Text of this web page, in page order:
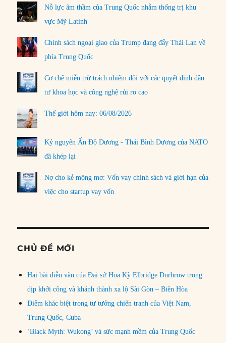
Nỗ lực âm thầm của Trung Quốc nhằm thống trị khu
vực Mỹ Latinh
Chính sách ngoại giao của Trump đang đẩy Thái Lan về
phía Trung Quốc
Cơ chế miễn trừ trách nhiệm đối với các quyết định đầu
tư khoa học và công nghệ rủi ro cao
Thế giới hôm nay: 06/08/2026
Kỷ nguyên Ấn Độ Dương - Thái Bình Dương của NATO
đã khép lại
Nợ cho kẻ mộng mơ: Vốn vay chính sách và giới hạn của
việc cho startup vay vốn
CHỦ ĐỀ MỚI
Hai bài diễn văn của Đại sứ Hoa Kỳ Elbridge Durbrow trong
dịp khởi công và khánh thành xa lộ Sài Gòn – Biên Hòa
Điểm khác biệt trong tư tưởng chiến tranh của Việt Nam,
Trung Quốc, Cuba
‘Black Myth: Wukong’ và sức mạnh mềm của Trung Quốc